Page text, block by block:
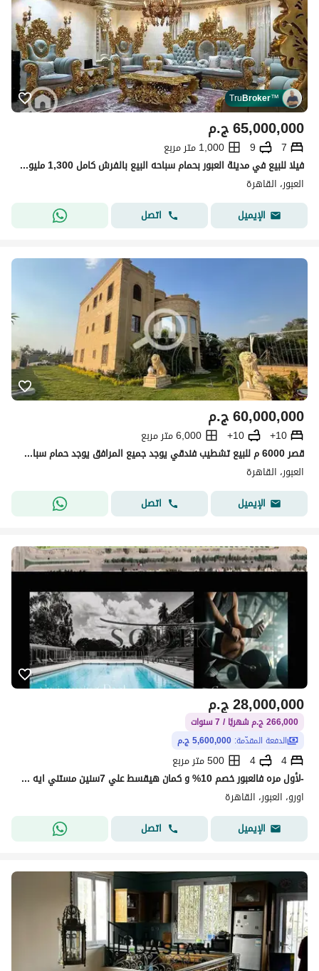
TruBroker™
ج.م65,000,000
7
9
1,000 متر مربع
فيلا للبيع في مدينة العبور بحمام سباحه البيع بالفرش كامل 1,300 مليون DL دولار
العبور، القاهرة
الإيميل
اتصل
ج.م60,000,000
10+
10+
6,000 متر مربع
قصر 6000 م للبيع تشطيب فندقي يوجد جميع المرافق يوجد حمام سباحه خاص يوجد حديقه خاصه بالقاهره العبور خط 10
العبور، القاهرة
الإيميل
اتصل
ج.م28,000,000
266,000 ج.م شهريًا / 7 سنوات
الدفعة المقدّمة: 5,600,000 ج.م
4
4
500 متر مربع
-لأول مره فالعبور خصم 10% و كمان هيقسط علي 7سنين مستني ايه علشان علشان تسكن في ارقي احياء العبور الحق احجز شقتك في اميز كمبوند في الحي السادس
اورو، العبور، القاهرة
الإيميل
اتصل